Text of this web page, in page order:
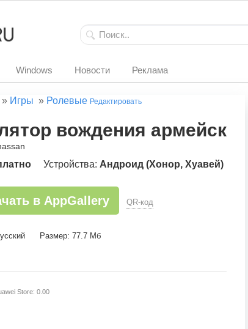
Windows Новости Реклама
» Игры » Ролевые Редактировать
вождения
Устройства: Андроид (Хонор, Хуавей)
в AppGallery QR-код
Размер: 77.7 Мб
Store: 0.00